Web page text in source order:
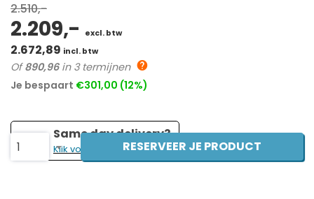
2.510,-
2.209,- excl. btw
2.672,89 incl. btw
Of890,96in 3 termijnen
Je bespaart €301,00 (12%)
Same day delivery?
Klik voor de prijs!
1 RESERVEER JE PRODUCT